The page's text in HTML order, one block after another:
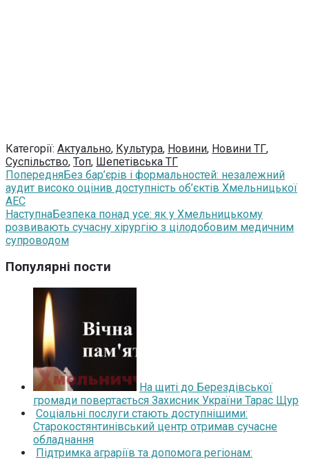
Категорії: Актуально, Культура, Новини, Новини ТГ,
Суспільство, Топ, Шепетівська ТГ
ПопередняБез бар’єрів і формальностей: незалежний
аудит високо оцінив доступність об’єктів Хмельницької
АЕС
НаступнаБезпека понад усе: як у Хмельницькому
розвивають сучасну хірургію з цілодобовим медичним
супроводом
Популярні пости
На щиті до Берездівської
громади повертається Захисник України Тарас Щур
Соціальні послуги стають доступнішими:
Старокостянтинівський центр отримав сучасне
обладнання
Підтримка аграріїв та допомога регіонам: